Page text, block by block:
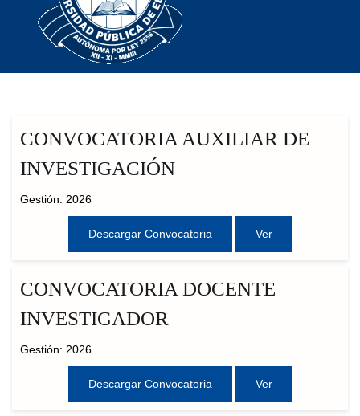
CONVOCATORIA AUXILIAR DE
INVESTIGACIÓN
Gestión: 2026
Descargar Convocatoria Ver
CONVOCATORIA DOCENTE
INVESTIGADOR
Gestión: 2026
Descargar Convocatoria Ver